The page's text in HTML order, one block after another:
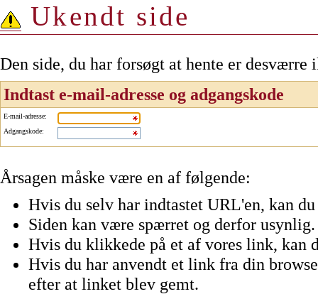
Ukendt side
Den side, du har forsøgt at hente er
Indtast e-mail-adresse og adgangskode
E-mail-adresse:
Adgangskode:
Årsagen måske være en af følgende:
Hvis du selv har indtastet URL'en, kan
Siden kan være spærret og derfor usynlig.
Hvis du klikkede på et af vores link, kan
Hvis du har anvendt et link fra din
efter at linket blev gemt.